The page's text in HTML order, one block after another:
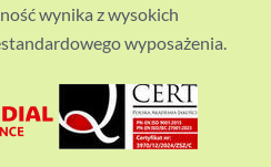
wynika z wysokich
wyposażenia.